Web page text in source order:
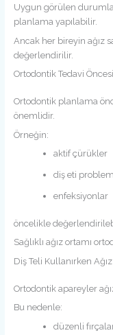
Uygun görülen
planlama yapılabilir.
Ancak her bireyin ağız
değerlendirilir.
Ortodontik Tedavi
Ortodontik planlama
önemlidir.
Örneğin:
aktif çürükler
diş eti
enfeksiyonlar
öncelikle
Sağlıklı ağız ortamı
Diş Teli Kullanırken
Ortodontik apareyler
Bu nedenle:
düzenli